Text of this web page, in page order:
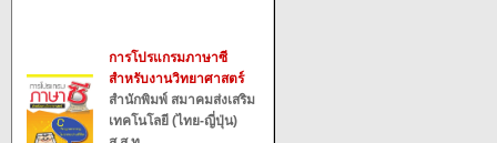
การโปรแกรมภาษาซี
สำหรับงานวิทยาศาสตร์
สำนักพิมพ์ สมาคมส่งเสริม
เทคโนโลยี (ไทย-ญี่ปุ่น)